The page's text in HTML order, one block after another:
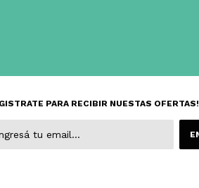
PARA RECIBIR NUESTAS OFERTAS!